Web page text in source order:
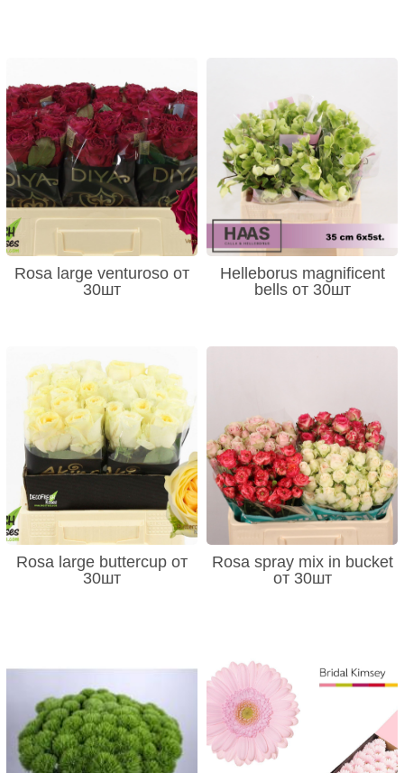
Rosa large venturoso от
30шт
Helleborus magnificent
bells от 30шт
Rosa large buttercup от
30шт
Rosa spray mix in bucket
от 30шт